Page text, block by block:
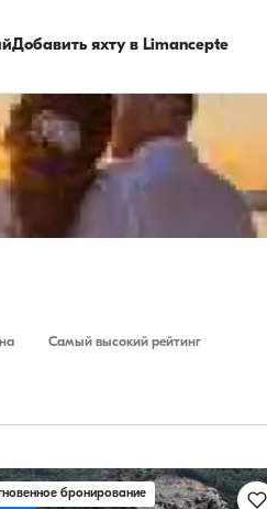
Добавить яхту в Limancepte
Самый высокий рейтинг
бронирование